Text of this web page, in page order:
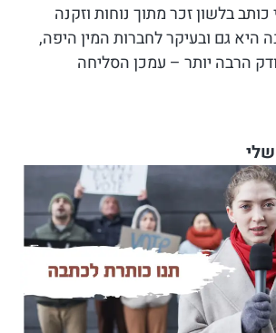
בלשון זכר מתוך נוחות וזקנה
היא גם ובעיקר לחברות המין היפה,
הרבה יותר – עמכן הסליחה